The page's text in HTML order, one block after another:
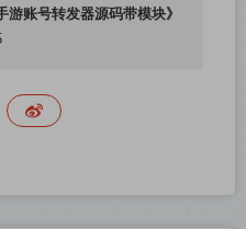
游账号转发器源码带模块》